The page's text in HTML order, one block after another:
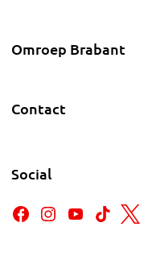
Omroep Brabant
Contact
Social